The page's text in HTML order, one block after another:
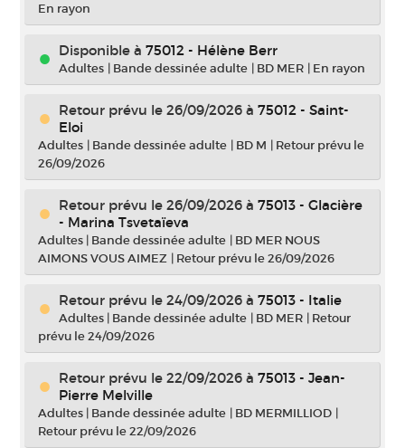
En rayon
Disponible à 75012 - Hélène Berr
Adultes | Bande dessinée adulte | BD MER | En rayon
Retour prévu le 26/09/2026 à 75012 - Saint-
Eloi
Adultes | Bande dessinée adulte | BD M | Retour prévu le
26/09/2026
Retour prévu le 26/09/2026 à 75013 - Glacière
- Marina Tsvetaïeva
Adultes | Bande dessinée adulte | BD MER NOUS
AIMONS VOUS AIMEZ | Retour prévu le 26/09/2026
Retour prévu le 24/09/2026 à 75013 - Italie
Adultes | Bande dessinée adulte | BD MER | Retour
prévu le 24/09/2026
Retour prévu le 22/09/2026 à 75013 - Jean-
Pierre Melville
Adultes | Bande dessinée adulte | BD MERMILLIOD |
Retour prévu le 22/09/2026